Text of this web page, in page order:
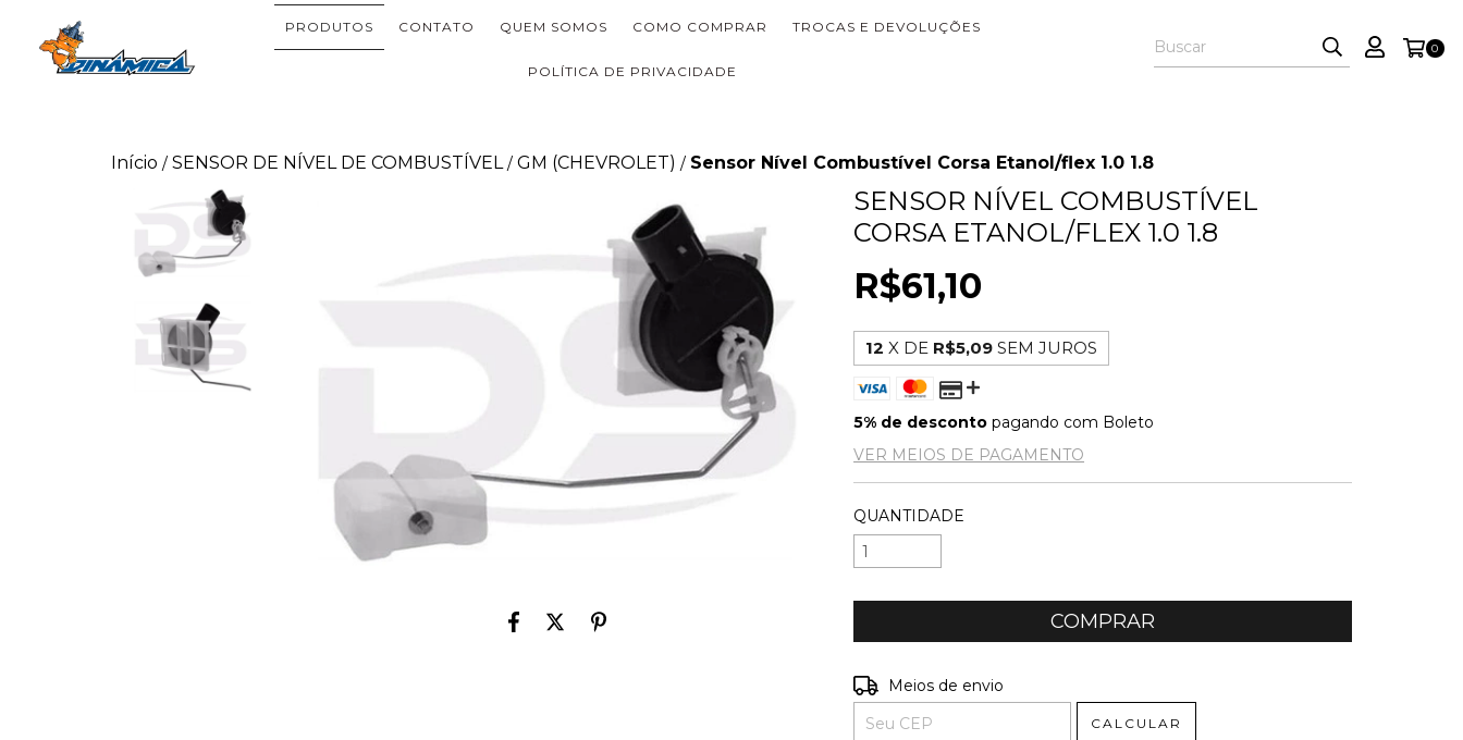
PRODUTOS CONTATO QUEM SOMOS COMO COMPRAR TROCAS E DEVOLUÇÕES
POLÍTICA DE PRIVACIDADE
0
Início / SENSOR DE NÍVEL DE COMBUSTÍVEL / GM (CHEVROLET) / Sensor Nível Combustível Corsa Etanol/flex 1.0 1.8
SENSOR NÍVEL COMBUSTÍVEL
CORSA ETANOL/FLEX 1.0 1.8
R$61,10
12 X DE R$5,09 SEM JUROS
5% de desconto pagando com Boleto
VER MEIOS DE PAGAMENTO
QUANTIDADE
Entregas para o CEP:
Meios de envio
CALCULAR